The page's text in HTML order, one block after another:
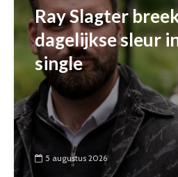
Ray Slagter
dagelijkse sleur
single
5 augustus 2026